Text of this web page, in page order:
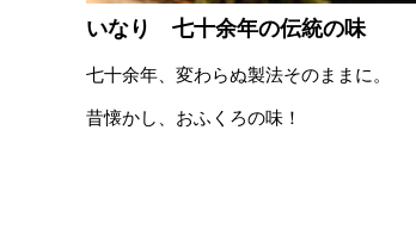
いなり 七十余年の伝統の味
七十余年、変わらぬ製法そのままに。
昔懐かし、おふくろの味！